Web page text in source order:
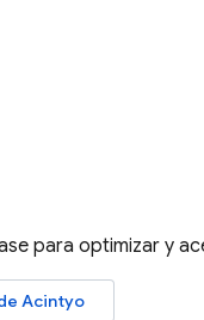
para optimizar y
Acintyo